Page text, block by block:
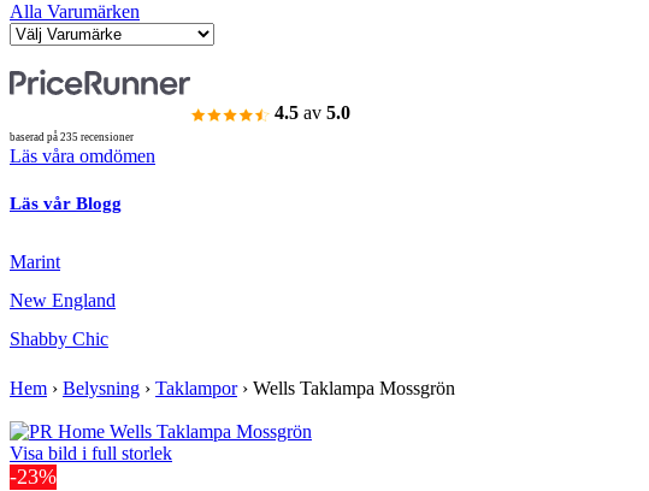
Alla Varumärken
4.5 av 5.0
baserad på 235 recensioner
Läs våra omdömen
Läs vår Blogg
Marint
New England
Shabby Chic
Hem › Belysning › Taklampor› Wells Taklampa Mossgrön
Visa bild i full storlek
-23%